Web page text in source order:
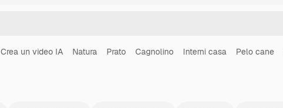
Crea un video IA Natura Prato Cagnolino Interni casa Pelo cane